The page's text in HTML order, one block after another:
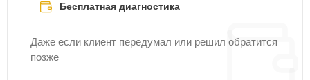
Бесплатная диагностика
Даже если клиент передумал или решил обратится
позже